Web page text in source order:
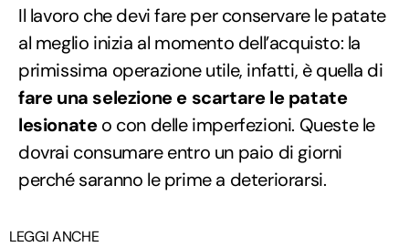
Il lavoro che devi fare per conservare le patate
al meglio inizia al momento dell’acquisto: la
primissima operazione utile, infatti, è quella di
fare una selezione e scartare le patate
lesionateo con delle imperfezioni. Queste le
dovrai consumare entro un paio di giorni
perché saranno le prime a deteriorarsi.
LEGGI ANCHE